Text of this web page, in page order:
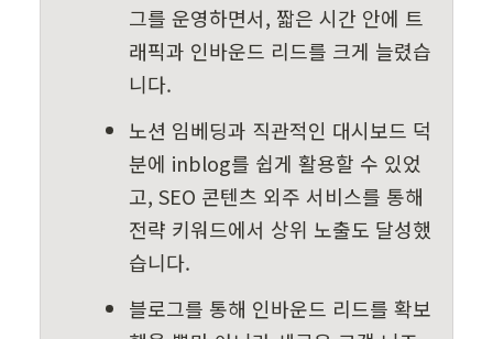
그를 운영하면서, 짧은 시간 안에 트
래픽과 인바운드 리드를 크게 늘렸습
니다.
노션 임베딩과 직관적인 대시보드 덕
분에 inblog를 쉽게 활용할 수 있었
고, SEO 콘텐츠 외주 서비스를 통해
전략 키워드에서 상위 노출도 달성했
습니다.
블로그를 통해 인바운드 리드를 확보